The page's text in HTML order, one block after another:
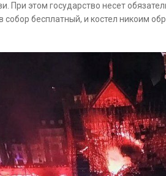
При этом государство несет
собор бесплатный, и костел никоим